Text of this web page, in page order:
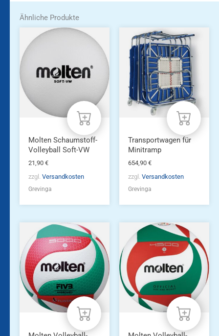
Ähnliche Produkte
Molten Schaumstoff-
Volleyball Soft-VW
21,90 €
zzgl. Versandkosten
Grevinga
Transportwagen für
Minitramp
654,90 €
zzgl. Versandkosten
Grevinga